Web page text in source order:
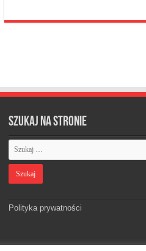
Szukaj na stronie
Polityka prywatności